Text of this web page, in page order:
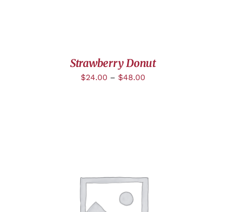
Strawberry Donut
$24.00 – $48.00